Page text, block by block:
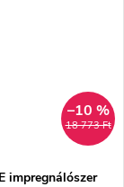
18 773 Ft
–10 %
impregnálószer